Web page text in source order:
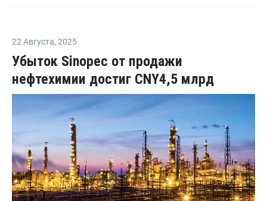
22 Августа, 2025
Убыток Sinopec от продажи
нефтехимии достиг CNY4,5 млрд